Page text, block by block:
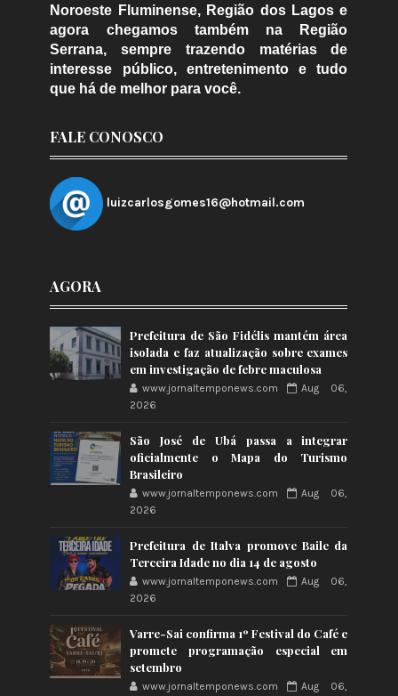
Noroeste Fluminense, Região dos Lagos e
agora chegamos também na Região
Serrana, sempre trazendo matérias de
interesse público, entretenimento e tudo
que há de melhor para você.
FALE CONOSCO
luizcarlosgomes16@hotmail.com
AGORA
Prefeitura de São Fidélis mantém área
isolada e faz atualização sobre exames
em investigação de febre maculosa
www.jornaltemponews.com
Aug 06,
2026
São José de Ubá passa a integrar
oficialmente o Mapa do Turismo
Brasileiro
www.jornaltemponews.com
Aug 06,
2026
Prefeitura de Italva promove Baile da
Terceira Idade no dia 14 de agosto
www.jornaltemponews.com
Aug 06,
2026
Varre-Sai confirma 1º Festival do Café e
promete programação especial em
setembro
www.jornaltemponews.com
Aug 06,